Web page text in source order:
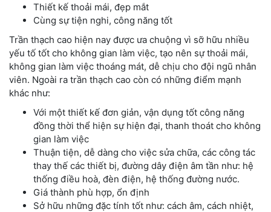
Thiết kế thoải mái, đẹp mắt
Cùng sự tiện nghi, công năng tốt
Trần thạch cao hiện nay được ưa chuộng vì sỡ hữu nhiều
yếu tố tốt cho không gian làm việc, tạo nên sự thoải mái,
không gian làm việc thoáng mát, dễ chịu cho đội ngũ nhân
viên. Ngoài ra trần thạch cao còn có những điểm mạnh
khác như:
Với một thiết kế đơn giản, vận dụng tốt công năng
đồng thời thể hiện sự hiện đại, thanh thoát cho không
gian làm việc
Thuận tiện, dễ dàng cho việc sửa chữa, các công tác
thay thế các thiết bị, đường dây điện âm tần như: hệ
thống điều hoà, đèn điện, hệ thống đường nước.
Giá thành phù hợp, ổn định
Sở hữu những đặc tính tốt như: cách âm, cách nhiệt,